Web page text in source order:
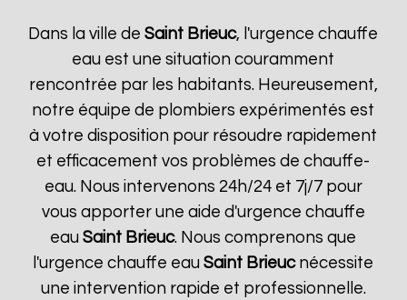
Dans la ville deSaint Brieuc, l'urgence chauffe
eau est une situation couramment
rencontrée par les habitants. Heureusement,
notre équipe de plombiers expérimentés est
à votre disposition pour résoudre rapidement
et efficacement vos problèmes de chauffe-
eau. Nous intervenons 24h/24 et 7j/7 pour
vous apporter une aide d'urgence chauffe
eauSaint Brieuc. Nous comprenons que
l'urgence chauffe eauSaint Brieucnécessite
une intervention rapide et professionnelle.